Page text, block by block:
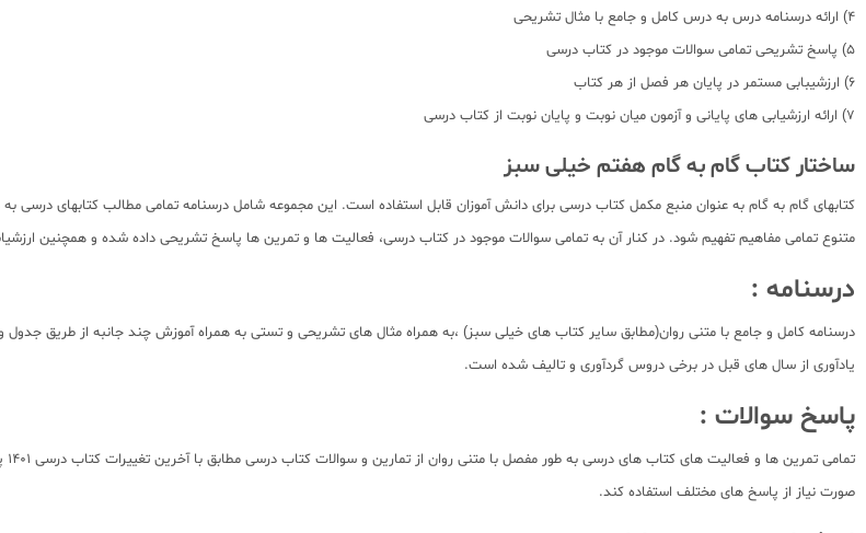
4) ارائه درسنامه درس به درس کامل و جامع با مثال تشریحی
5) پاسخ تشریحی تمامی سوالات موجود در کتاب درسی
6) ارزشیبابی مستمر در پایان هر فصل از هر کتاب
7) ارائه ارزشیابی های پایانی و آزمون میان نوبت و پایان نوبت از کتاب درسی
ساختار کتاب گام به گام هفتم خیلی سبز
کتابهای گام به گام به عنوان منبع مکمل کتاب درسی برای دانش آموزان قابل استفاده است. این مجموعه شامل درسنامه تمامی مطالب کتابهای
متنوع تمامی مفاهیم تفهیم شود. در کنار آن به تمامی سوالات موجود در کتاب درسی، فعالیت ها و تمرین ها پاسخ تشریحی داده شده و همچنین
درسنامه :
درسنامه کامل و جامع با متنی روان(مطابق سایر کتاب های خیلی سبز) ،به همراه مثال های تشریحی و تستی به همراه آموزش چند جانبه از طریق
یادآوری از سال های قبل در برخی دروس گردآوری و تالیف شده است.
پاسخ سوالات :
صورت نیاز از پاسخ های مختلف استفاده کند.